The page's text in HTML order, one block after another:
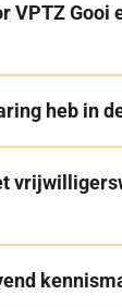
VPTZ Gooi
heb in